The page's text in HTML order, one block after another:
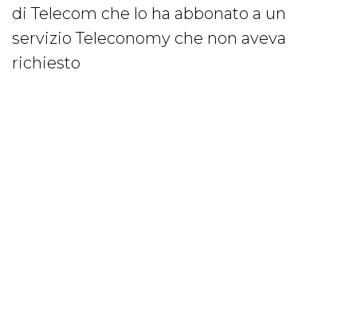
di Telecom che lo ha abbonato a un
servizio Teleconomy che non aveva
richiesto